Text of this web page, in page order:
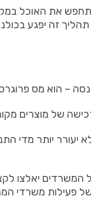
תחפש את האוכל
תהליך זה יפגע
– הוא מס
של מוצרים
יותר מדי
יאלצו
פעילות משרדי